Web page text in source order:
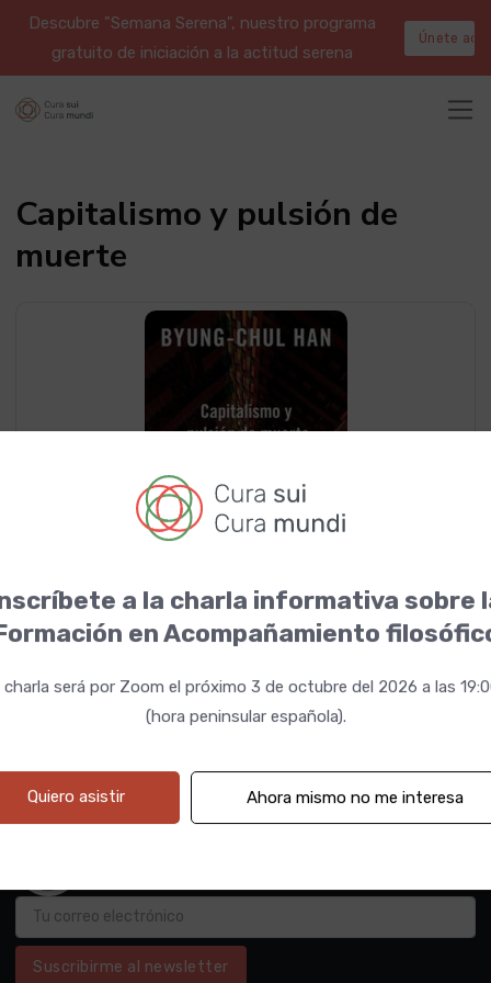
Descubre "Semana Serena", nuestro programa
gratuito de iniciación a la actitud serena
Únete aquí
Capitalismo y pulsión de
muerte
Suscribirme al newsletter
a la charla informativa sobre
en Acompañamiento
charla será por Zoom el próximo 3 de octubre del 2026 a las
(hora peninsular española).
Quiero asistir Ahora mismo no me interesa